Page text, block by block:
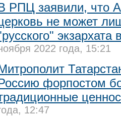
РПЦ заявили, что
не может
2022 года, 15:21
форпостом
12:47